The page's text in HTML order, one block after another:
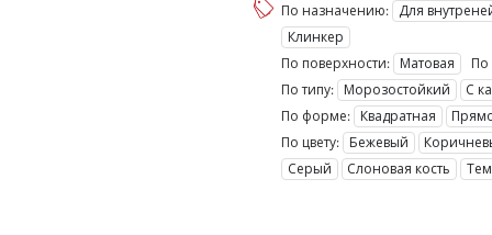
По назначению: Для
Клинкер
По поверхности:
Матовая По
По типу:
Морозостойкий С
По форме:
Квадратная
По цвету:
Бежевый
Серый
Слоновая кость